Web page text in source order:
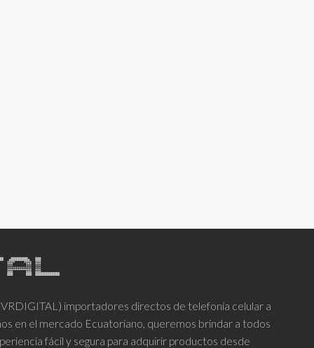
importadores directos de telefonía celular a
en el mercado Ecuatoriano, queremos brindar a todos
fácil y segura para adquirir productos desde